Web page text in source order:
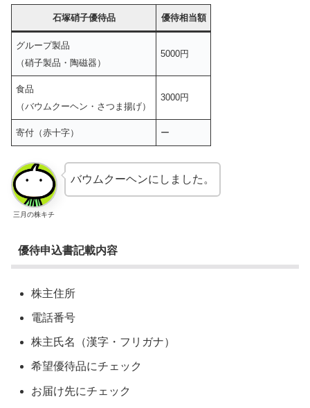
石塚硝子優待品 優待相当額
グループ製品
（硝子製品・陶磁器）
5000円
食品
（バウムクーヘン・さつま揚げ）
3000円
寄付（赤十字） ー
三月の株キチ
バウムクーヘンにしました。
優待申込書記載内容
株主住所
電話番号
株主氏名（漢字・フリガナ）
希望優待品にチェック
お届け先にチェック